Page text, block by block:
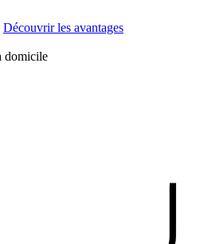
Découvrir les avantages
domicile